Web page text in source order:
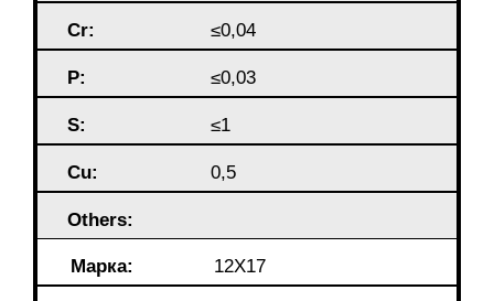
Cr: ≤0,04
P: ≤0,03
S: ≤1
Cu: 0,5
Others:
Марка: 12Х17